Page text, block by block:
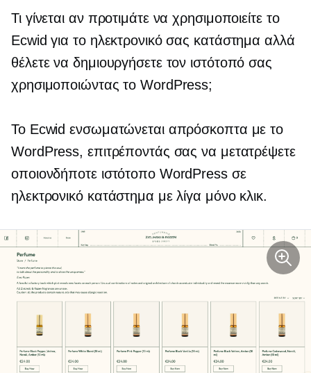
Τι γίνεται αν προτιμάτε να χρησιμοποιείτε το
Ecwid για το ηλεκτρονικό σας κατάστημα αλλά
θέλετε να δημιουργήσετε τον ιστότοπό σας
χρησιμοποιώντας το WordPress;
Το Ecwid ενσωματώνεται απρόσκοπτα με το
WordPress, επιτρέποντάς σας να μετατρέψετε
οποιονδήποτε ιστότοπο WordPress σε
ηλεκτρονικό κατάστημα με λίγα μόνο κλικ.